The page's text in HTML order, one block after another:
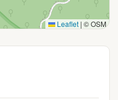
Leaflet | © OSM